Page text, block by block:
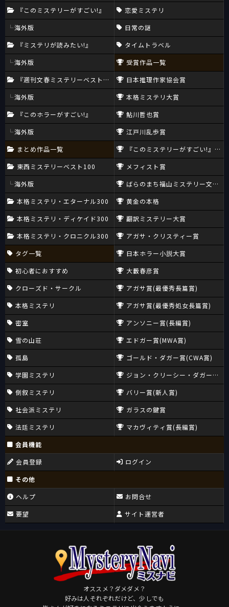
『このミステリーがすごい!』
海外版
『ミステリが読みたい!』
海外版
『週刊文春ミステリーベスト10』
海外版
『このホラーがすごい!』
海外版
まとめ作品一覧
東西ミステリーベスト100
海外版
本格ミステリ・エターナル300
本格ミステリ・ディケイド300
本格ミステリ・クロニクル300
タグ一覧
初心者におすすめ
クローズド・サークル
本格ミステリ
密室
雪の山荘
孤島
学園ミステリ
倒叙ミステリ
社会派ミステリ
法廷ミステリ
恋愛ミステリ
日常の謎
タイムトラベル
受賞作品一覧
日本推理作家協会賞
本格ミステリ大賞
鮎川哲也賞
江戸川乱歩賞
『このミステリーがすごい!』大賞
メフィスト賞
ばらのまち福山ミステリー文学新
黄金の本格
翻訳ミステリー大賞
アガサ・クリスティー賞
日本ホラー小説大賞
大藪春彦賞
アガサ賞(最優秀長篇賞)
アガサ賞(最優秀処女長篇賞)
アンソニー賞(長編賞)
エドガー賞(MWA賞)
ゴールド・ダガー賞(CWA賞)
ジョン・クリーシー・ダガー賞
バリー賞(新人賞)
ガラスの鍵賞
マカヴィティ賞(長編賞)
会員機能
会員登録
ログイン
その他
ヘルプ
要望
お問合せ
サイト運営者
オススメ？ダメダメ？
好みは人それぞれだけど、少しでも